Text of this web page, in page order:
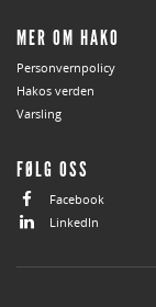
MER OM HAKO
Personvernpolicy
Hakos verden
Varsling
FØLG OSS
Facebook
LinkedIn